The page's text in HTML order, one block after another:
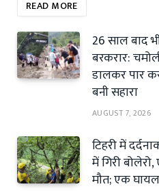
READ MORE
26 साल बाद
बरकरार:
डालकर पार
बनी सहारा
AUGUST 7, 2026
टिहरी में
में गिरी
मौत; एक